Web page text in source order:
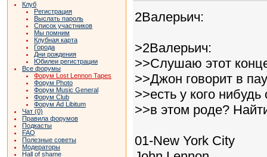
Клуб
Регистрация
Выслать пароль
Список участников
Мы помним
Клубная карта
Города
Дни рождения
Юбилеи регистрации
Все форумы
Форум Lost Lennon Tapes
Форум Photo
Форум Music General
Форум Club
Форум Ad Libitum
Чат (0)
Правила форумов
Подкасты
FAQ
Полезные советы
Модераторы
Hall of shame
2Валерьич:
>2Валерьич:
>>Слушаю этот
>>Джон говорит в
>>есть у кого
>>в этом роде?
01-New York City